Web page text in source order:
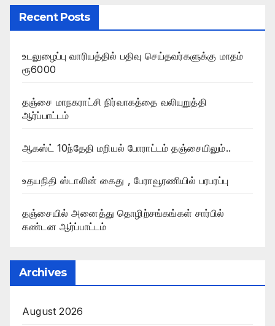
Recent Posts
உடலுழைப்பு வாரியத்தில் பதிவு செய்தவர்களுக்கு மாதம்
ரூ6000
தஞ்சை மாநகராட்சி நிர்வாகத்தை வலியுறுத்தி
ஆர்ப்பாட்டம்
ஆகஸ்ட் 10ந்தேதி மறியல் போராட்டம் தஞ்சையிலும்..
உதயநிதி ஸ்டாலின் கைது , பேராவூரணியில் பரபரப்பு
தஞ்சையில் அனைத்து தொழிற்சங்கங்கள் சார்பில்
கண்டன ஆர்ப்பாட்டம்
Archives
August 2026